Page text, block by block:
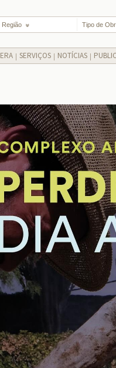
Região Tipo de
ERA SERVIÇOS NOTÍCIAS